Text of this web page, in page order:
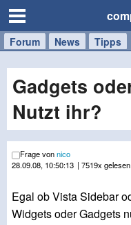
Forum News Tipps
Handy
Tablet
Windows
Mac
Gadgets
Nutzt ihr?
Frage vonnico
28.09.08, 10:50:13 | 7519x gelesen
Egal ob Vista Sidebar
Widgets oder Gadgets